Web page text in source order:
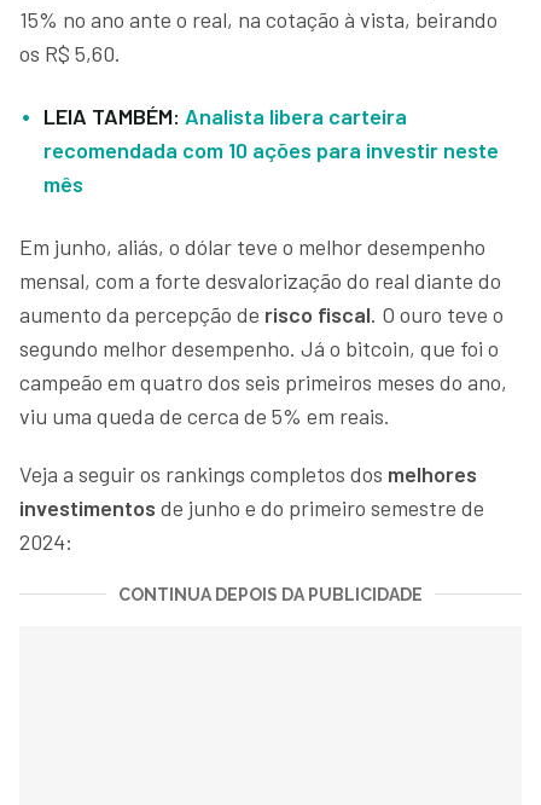
15% no ano ante o real, na cotação à vista, beirando
os R$ 5,60.
LEIA TAMBÉM: Analista libera carteira
recomendada com 10 ações para investir neste
mês
Em junho, aliás, o dólar teve o melhor desempenho
mensal, com a forte desvalorização do real diante do
aumento da percepção de risco fiscal. O ouro teve o
segundo melhor desempenho. Já o bitcoin, que foi o
campeão em quatro dos seis primeiros meses do ano,
viu uma queda de cerca de 5% em reais.
Veja a seguir os rankings completos dos melhores
investimentos de junho e do primeiro semestre de
2024:
CONTINUA DEPOIS DA PUBLICIDADE